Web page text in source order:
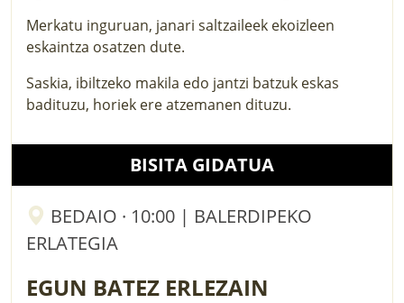
Merkatu inguruan, janari saltzaileek ekoizleen
eskaintza osatzen dute.
Saskia, ibiltzeko makila edo jantzi batzuk eskas
badituzu, horiek ere atzemanen dituzu.
BISITA GIDATUA
BEDAIO · 10:00 | BALERDIPEKO
ERLATEGIA
EGUN BATEZ ERLEZAIN